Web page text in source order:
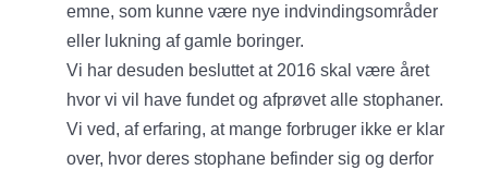
emne, som kunne være nye indvindingsområder
eller lukning af gamle boringer.
Vi har desuden besluttet at 2016 skal være året
hvor vi vil have fundet og afprøvet alle stophaner.
Vi ved, af erfaring, at mange forbruger ikke er klar
over, hvor deres stophane befinder sig og derfor